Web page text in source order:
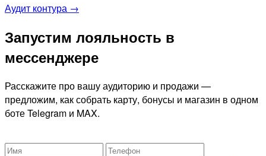
Аудит контура →
Запустим лояльность в
мессенджере
Расскажите про вашу аудиторию и продажи —
предложим, как собрать карту, бонусы и магазин в одном
боте Telegram и MAX.